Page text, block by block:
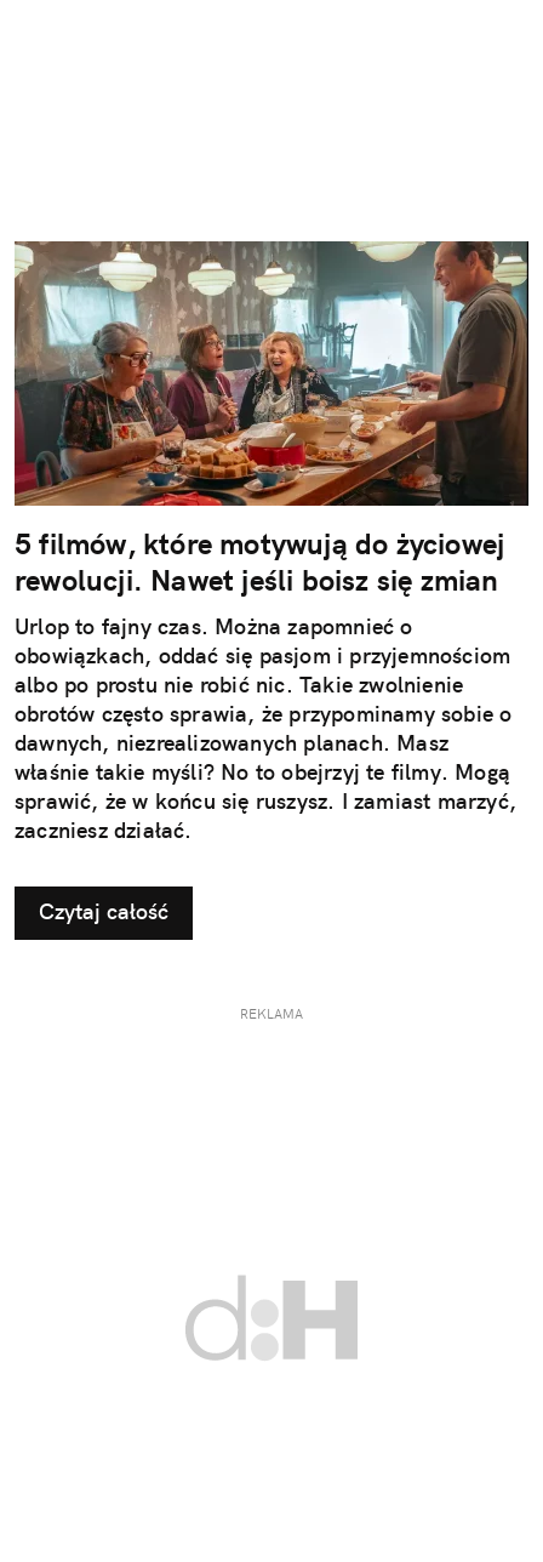
5 filmów, które motywują do życiowej
rewolucji. Nawet jeśli boisz się zmian
Urlop to fajny czas. Można zapomnieć o
obowiązkach, oddać się pasjom i przyjemnościom
albo po prostu nie robić nic. Takie zwolnienie
obrotów często sprawia, że przypominamy sobie o
dawnych, niezrealizowanych planach. Masz
właśnie takie myśli? No to obejrzyj te filmy. Mogą
sprawić, że w końcu się ruszysz. I zamiast marzyć,
zaczniesz działać.
Czytaj całość
REKLAMA